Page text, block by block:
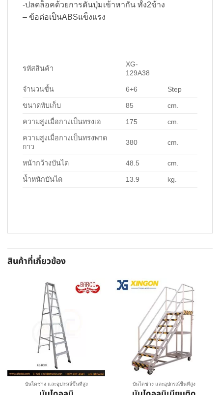
-ปลดล็อคด้วยการดันปุ่มเข้าหากัน ทั้ง2ข้าง
– ข้อต่อเป็นABSแข็งแรง
รหัสสินค้า
XG-
129A38
จำนวนขั้น 6+6 Step
ขนาดพับเก็บ 85 cm.
ความสูงเมื่อกางเป็นทรงเอ 175 cm.
ความสูงเมื่อกางเป็นทรงพาด
ยาว
380 cm.
หน้ากว้างบันได 48.5 cm.
น้ำหนักบันได 13.9 kg.
สินค้าที่เกี่ยวข้อง
บันไดช่าง และอุปกรณ์ขึ้นที่สูง บันไดช่าง และอุปกรณ์ขึ้นที่สูง